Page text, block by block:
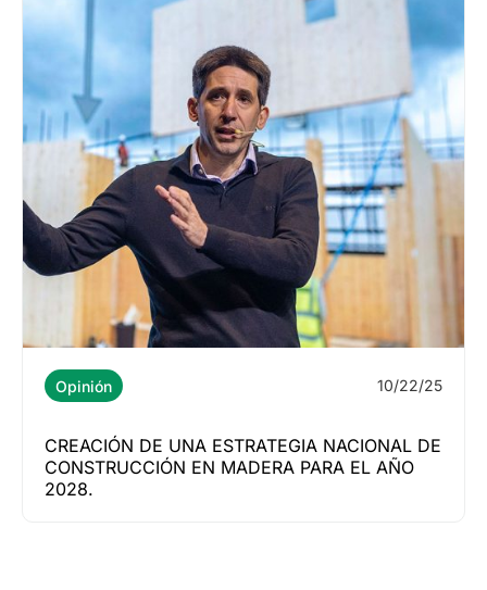
Opinión 10/22/25
CREACIÓN DE UNA ESTRATEGIA NACIONAL DE
CONSTRUCCIÓN EN MADERA PARA EL AÑO
2028.